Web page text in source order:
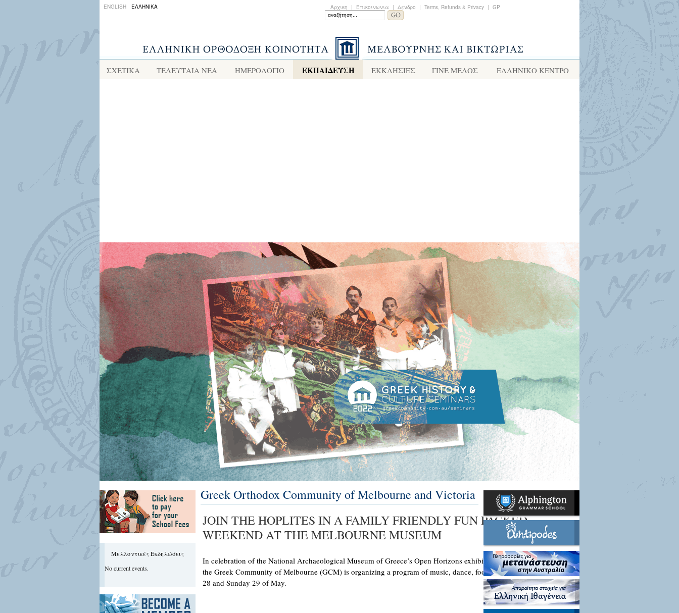
ENGLISH ΕΛΛΗΝΙΚΑ Αρχικη | Επικοινωνια | Δενδρο | Terms, Refunds & Privacy | GP
ΣΧΕΤΙΚΑ ΤΕΛΕΥΤΑΙΑ ΝΕΑ ΗΜΕΡΟΛΟΓΙΟ ΕΚΠΑΙΔΕΥΣΗ ΕΚΚΛΗΣΙΕΣ ΓΙΝΕ ΜΕΛΟΣ ΕΛΛΗΝΙΚΌ ΚΈΝΤΡΟ
Μελλοντικές Εκδηλώσεις
No current events.
Greek Orthodox Community of Melbourne and Victoria
JOIN THE HOPLITES IN A FAMILY FRIENDLY FUN PACKED
WEEKEND AT THE ΜELBOURNE MUSEUM
In celebration of the National Archaeological Museum of Greece’s Open Horizons exhibition at Melbourne Museum
the Greek Community of Melbourne (GCM) is organizing a program of music, dance, food and Hoplites on Saturday
28 and Sunday 29 of May.
Περισσότερα...